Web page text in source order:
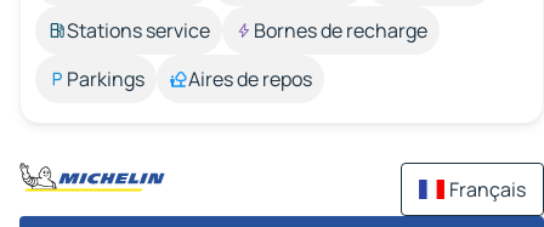
Stations service
Bornes de recharge
Parkings
Aires de repos
Français